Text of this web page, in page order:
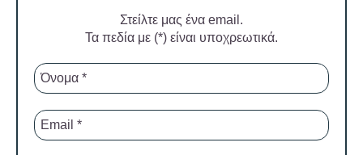
Στείλτε μας ένα email.
Τα πεδία με (*) είναι υποχρεωτικά.